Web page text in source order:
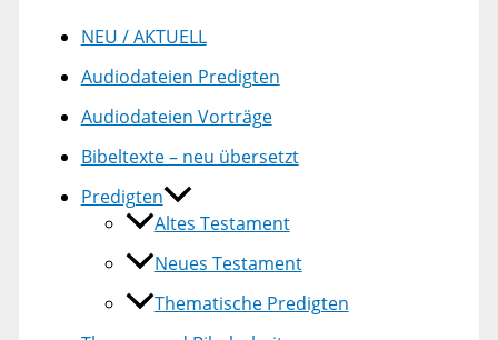
NEU / AKTUELL
Audiodateien Predigten
Audiodateien Vorträge
Bibeltexte – neu übersetzt
Predigten
Altes Testament
Neues Testament
Thematische Predigten